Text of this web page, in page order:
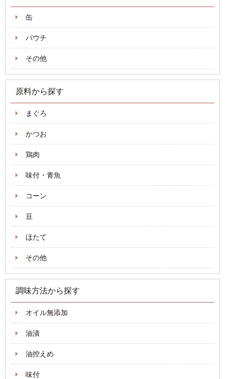
缶
パウチ
その他
原料から探す
まぐろ
かつお
鶏肉
味付・青魚
コーン
豆
ほたて
その他
調味方法から探す
オイル無添加
油漬
油控えめ
味付